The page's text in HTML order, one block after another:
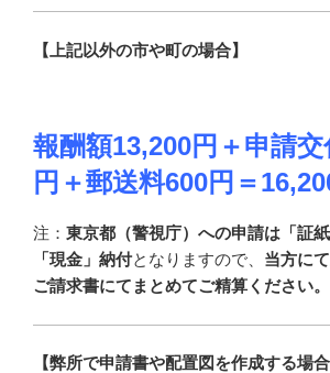
【上記以外の市や町の場合】
報酬額13,200円＋申請
円＋郵送料600円＝
注： 東京都（警視庁）への申請は「証紙
「現金」納付となりますので、 当方に
ご請求書にてまとめてご精算ください。
【弊所で申請書や配置図を作成する場